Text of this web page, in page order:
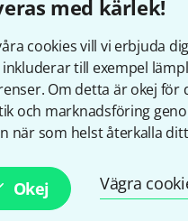
med kärlek!
cookies vill vi erbjuda
till exempel
Om detta är okej för
och marknadsföring
när som helst återkalla
Okej Vägra
Drum
Remo